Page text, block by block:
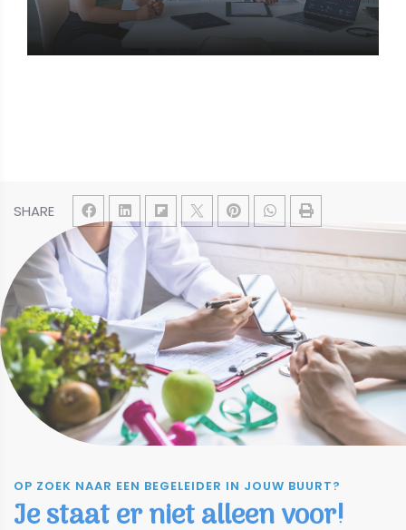
SHARE
OP ZOEK NAAR EEN BEGELEIDER IN JOUW BUURT?
Je staat er niet alleen voor!